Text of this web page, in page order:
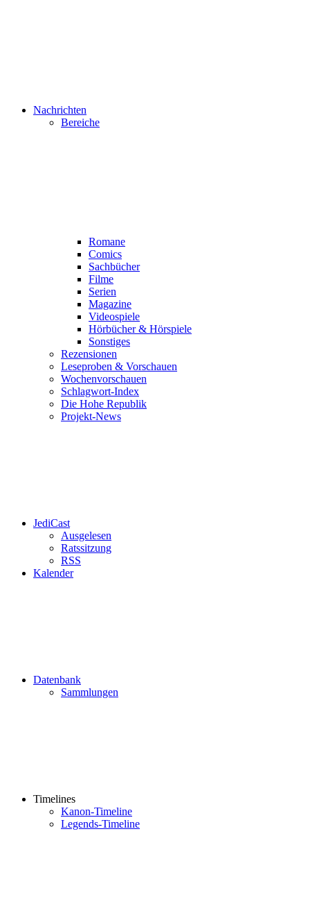
Nachrichten
Bereiche
Romane
Comics
Sachbücher
Filme
Serien
Magazine
Videospiele
Hörbücher & Hörspiele
Sonstiges
Rezensionen
Leseproben & Vorschauen
Wochenvorschauen
Schlagwort-Index
Die Hohe Republik
Projekt-News
JediCast
Ausgelesen
Ratssitzung
RSS
Kalender
Datenbank
Sammlungen
Timelines
Kanon-Timeline
Legends-Timeline